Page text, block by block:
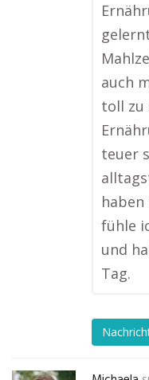
auch
toll zu
teuer
fühle
und
Tag.